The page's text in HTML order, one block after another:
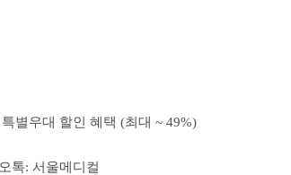
별우대 할인 혜택 (최대 ~ 49%)
톡: 서울메디컬